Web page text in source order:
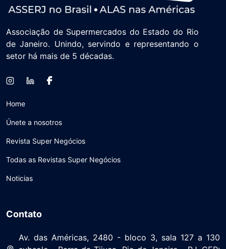
Associação de Supermercados do Estado do Rio
de Janeiro. Unindo, servindo e representando o
setor há mais de 5 décadas.
Home
Únete a nosotros
Revista Super Negócios
Todas as Revistas Super Negócios
Noticias
Contato
Av. das Américas, 2480 - bloco 3, sala 127 a 130